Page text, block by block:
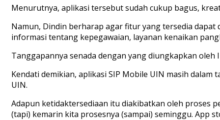
Menurutnya, aplikasi tersebut sudah cukup bagus,
Namun, Dindin berharap agar fitur yang tersedia dapat
informasi tentang kepegawaian, layanan kenaikan
Tanggapannya senada dengan yang diungkapkan
Kendati demikian, aplikasi SIP Mobile UIN masih
UIN.
Adapun ketidaktersediaan itu diakibatkan oleh proses
(tapi) kemarin kita prosesnya (sampai) seminggu. App